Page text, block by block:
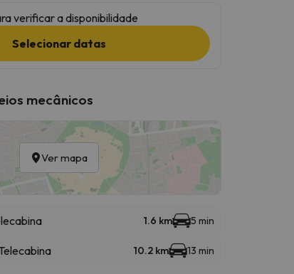
verificar a disponibilidade
Selecionar datas
mecânicos
Ver mapa
1.6 km 5 min
10.2 km 13 min